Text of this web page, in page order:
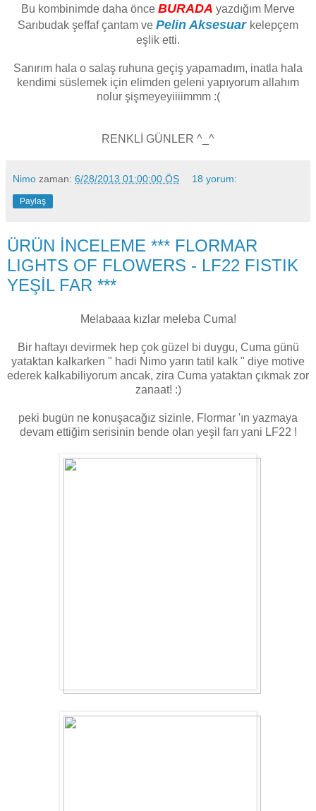
Bu kombinimde daha önce BURADA yazdığım Merve
Sarıbudak şeffaf çantam ve Pelin Aksesuar kelepçem
eşlik etti.
Sanırım hala o salaş ruhuna geçiş yapamadım, inatla hala
kendimi süslemek için elimden geleni yapıyorum allahım
nolur şişmeyeyiiiimmm :(
RENKLİ GÜNLER ^_^
Nimo zaman: 6/28/2013 01:00:00 ÖS 18 yorum:
Paylaş
ÜRÜN İNCELEME *** FLORMAR
LIGHTS OF FLOWERS - LF22 FISTIK
YEŞİL FAR ***
Melabaaa kızlar meleba Cuma!
Bir haftayı devirmek hep çok güzel bi duygu, Cuma günü
yataktan kalkarken " hadi Nimo yarın tatil kalk " diye motive
ederek kalkabiliyorum ancak, zira Cuma yataktan çıkmak zor
zanaat! :)
peki bugün ne konuşacağız sizinle, Flormar 'ın yazmaya
devam ettiğim serisinin bende olan yeşil farı yani LF22 !